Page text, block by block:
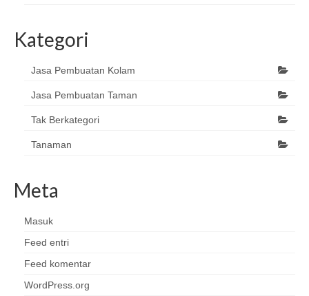
Kategori
Jasa Pembuatan Kolam
Jasa Pembuatan Taman
Tak Berkategori
Tanaman
Meta
Masuk
Feed entri
Feed komentar
WordPress.org